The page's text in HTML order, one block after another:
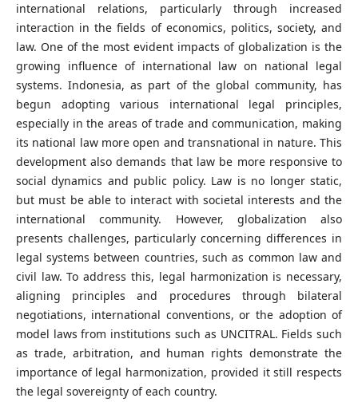
international relations, particularly through increased
interaction in the fields of economics, politics, society, and
law. One of the most evident impacts of globalization is the
growing influence of international law on national legal
systems. Indonesia, as part of the global community, has
begun adopting various international legal principles,
especially in the areas of trade and communication, making
its national law more open and transnational in nature. This
development also demands that law be more responsive to
social dynamics and public policy. Law is no longer static,
but must be able to interact with societal interests and the
international community. However, globalization also
presents challenges, particularly concerning differences in
legal systems between countries, such as common law and
civil law. To address this, legal harmonization is necessary,
aligning principles and procedures through bilateral
negotiations, international conventions, or the adoption of
model laws from institutions such as UNCITRAL. Fields such
as trade, arbitration, and human rights demonstrate the
importance of legal harmonization, provided it still respects
the legal sovereignty of each country.